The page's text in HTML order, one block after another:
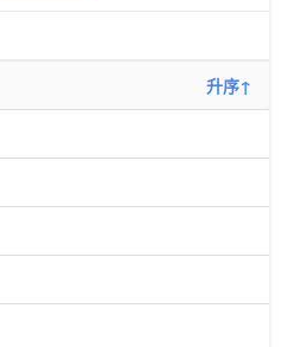
升序↑